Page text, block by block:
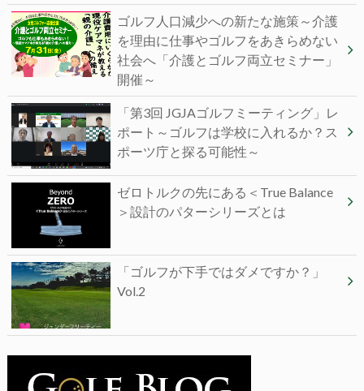
ゴルフ人口減少への新たな施策～介護
を理由に仕事やゴルフをあきらめない
社会へ「介護とゴルフ両立セミナー」
開催～
「第3回 JGJAゴルフミーティング」レ
ポート～ゴルフは学校に入れるか？ス
ポーツ庁と探る可能性～
ゼロトルクの先にある＜True Balance
＞設計のパターシリーズとは
「ゴルフが下手ではダメですか？」
Vol.2